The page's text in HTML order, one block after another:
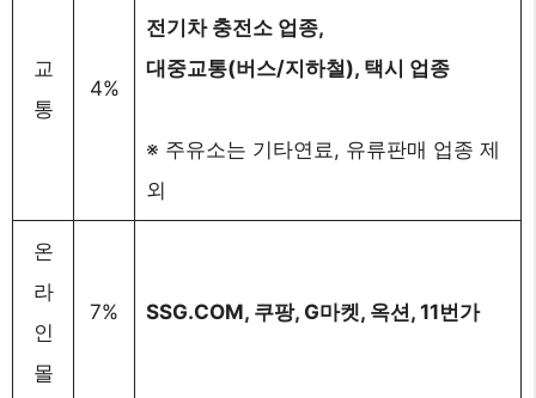
교
통
4%
전기차 충전소 업종,
대중교통(버스/지하철), 택시 업종
※ 주유소는 기타연료, 유류판매 업종 제
외
온
라
인
몰
7% SSG.COM, 쿠팡, G마켓, 옥션, 11번가